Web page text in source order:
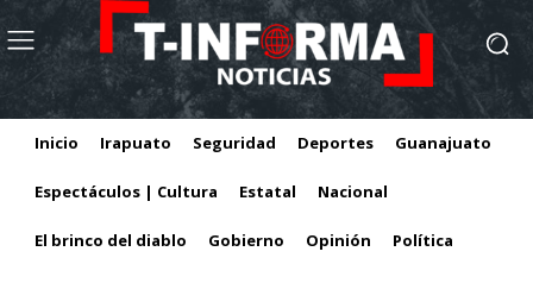
Inicio Irapuato Seguridad Deportes Guanajuato
Espectáculos | Cultura Estatal Nacional
El brinco del diablo Gobierno Opinión Política